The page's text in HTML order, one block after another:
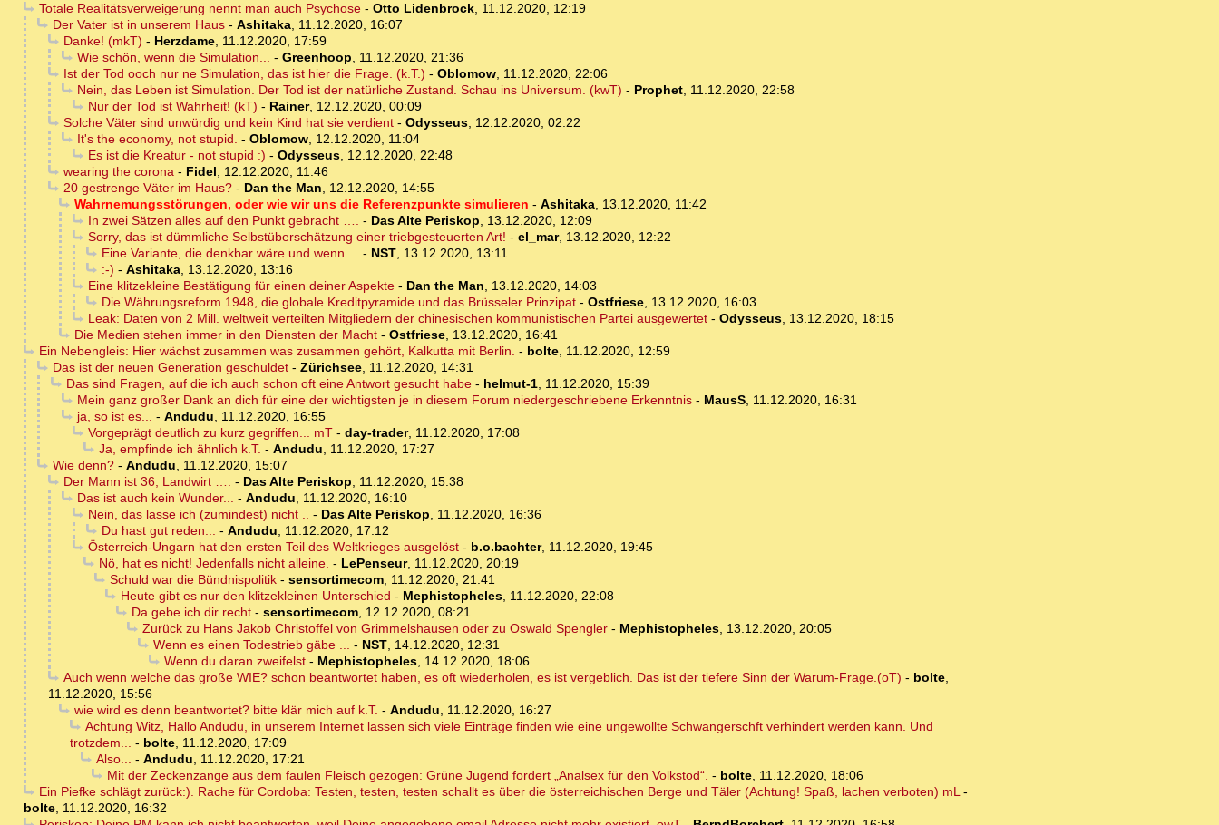
Totale Realitätsverweigerung nennt man auch Psychose- Otto Lidenbrock, 11.12.2020, 12:19
Der Vater ist in unserem Haus- Ashitaka, 11.12.2020, 16:07
Danke! (mkT) - Herzdame, 11.12.2020, 17:59
Wie schön, wenn die Simulation... - Greenhoop, 11.12.2020, 21:36
Ist der Tod ooch nur ne Simulation, das ist hier die Frage. (k.T.) - Oblomow, 11.12.2020, 22:06
Nein, das Leben ist Simulation. Der Tod ist der natürliche Zustand. Schau ins Universum. (kwT) - Prophet, 11.12.2020, 22:58
Nur der Tod ist Wahrheit! (kT) - Rainer, 12.12.2020, 00:09
Solche Väter sind unwürdig und kein Kind hat sie verdient- Odysseus, 12.12.2020, 02:22
It's the economy, not stupid. - Oblomow, 12.12.2020, 11:04
Es ist die Kreatur - not stupid :) - Odysseus, 12.12.2020, 22:48
wearing the corona- Fidel, 12.12.2020, 11:46
20 gestrenge Väter im Haus?- Dan the Man, 12.12.2020, 14:55
Wahrnemungsstörungen, oder wie wir uns die Referenzpunkte simulieren - Ashitaka, 13.12.2020, 11:42
In zwei Sätzen alles auf den Punkt gebracht …. - Das Alte Periskop, 13.12.2020, 12:09
Sorry, das ist dümmliche Selbstüberschätzung einer triebgesteuerten Art! - el_mar, 13.12.2020, 12:22
Eine Variante, die denkbar wäre und wenn ... - NST, 13.12.2020, 13:11
:-) - Ashitaka, 13.12.2020, 13:16
Eine klitzekleine Bestätigung für einen deiner Aspekte- Dan the Man, 13.12.2020, 14:03
Die Währungsreform 1948, die globale Kreditpyramide und das Brüsseler Prinzipat- Ostfriese, 13.12.2020, 16:03
Leak: Daten von 2 Mill. weltweit verteilten Mitgliedern der chinesischen kommunistischen Partei ausgewertet- Odysseus, 13.12.2020, 18:15
Die Medien stehen immer in den Diensten der Macht- Ostfriese, 13.12.2020, 16:41
Ein Nebengleis: Hier wächst zusammen was zusammen gehört, Kalkutta mit Berlin. - bolte, 11.12.2020, 12:59
Das ist der neuen Generation geschuldet- Zürichsee, 11.12.2020, 14:31
Das sind Fragen, auf die ich auch schon oft eine Antwort gesucht habe- helmut-1, 11.12.2020, 15:39
Mein ganz großer Dank an dich für eine der wichtigsten je in diesem Forum niedergeschriebene Erkenntnis- MausS, 11.12.2020, 16:31
ja, so ist es... - Andudu, 11.12.2020, 16:55
Vorgeprägt deutlich zu kurz gegriffen... mT- day-trader, 11.12.2020, 17:08
Ja, empfinde ich ähnlich k.T. - Andudu, 11.12.2020, 17:27
Wie denn?- Andudu, 11.12.2020, 15:07
Der Mann ist 36, Landwirt …. - Das Alte Periskop, 11.12.2020, 15:38
Das ist auch kein Wunder... - Andudu, 11.12.2020, 16:10
Nein, das lasse ich (zumindest) nicht .. - Das Alte Periskop, 11.12.2020, 16:36
Du hast gut reden... - Andudu, 11.12.2020, 17:12
Österreich-Ungarn hat den ersten Teil des Weltkrieges ausgelöst- b.o.bachter, 11.12.2020, 19:45
Nö, hat es nicht! Jedenfalls nicht alleine. - LePenseur, 11.12.2020, 20:19
Schuld war die Bündnispolitik- sensortimecom, 11.12.2020, 21:41
Heute gibt es nur den klitzekleinen Unterschied - Mephistopheles, 11.12.2020, 22:08
Da gebe ich dir recht- sensortimecom, 12.12.2020, 08:21
Zurück zu Hans Jakob Christoffel von Grimmelshausen oder zu Oswald Spengler- Mephistopheles, 13.12.2020, 20:05
Wenn es einen Todestrieb gäbe ... - NST, 14.12.2020, 12:31
Wenn du daran zweifelst- Mephistopheles, 14.12.2020, 18:06
Auch wenn welche das große WIE? schon beantwortet haben, es oft wiederholen, es ist vergeblich. Das ist der tiefere Sinn der Warum-Frage.(oT) - bolte,
11.12.2020, 15:56
wie wird es denn beantwortet? bitte klär mich auf k.T. - Andudu, 11.12.2020, 16:27
Achtung Witz, Hallo Andudu, in unserem Internet lassen sich viele Einträge finden wie eine ungewollte Schwangerschft verhindert werden kann. Und
trotzdem... - bolte, 11.12.2020, 17:09
Also... - Andudu, 11.12.2020, 17:21
Mit der Zeckenzange aus dem faulen Fleisch gezogen: Grüne Jugend fordert „Analsex für den Volkstod“. - bolte, 11.12.2020, 18:06
Ein Piefke schlägt zurück:). Rache für Cordoba: Testen, testen, testen schallt es über die österreichischen Berge und Täler (Achtung! Spaß, lachen verboten) mL-
bolte, 11.12.2020, 16:32